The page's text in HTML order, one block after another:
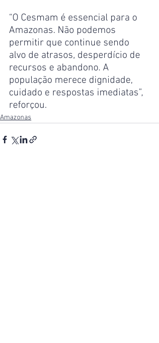
“O Cesmam é essencial para o
Amazonas. Não podemos
permitir que continue sendo
alvo de atrasos, desperdício de
recursos e abandono. A
população merece dignidade,
cuidado e respostas imediatas”,
reforçou.
Amazonas